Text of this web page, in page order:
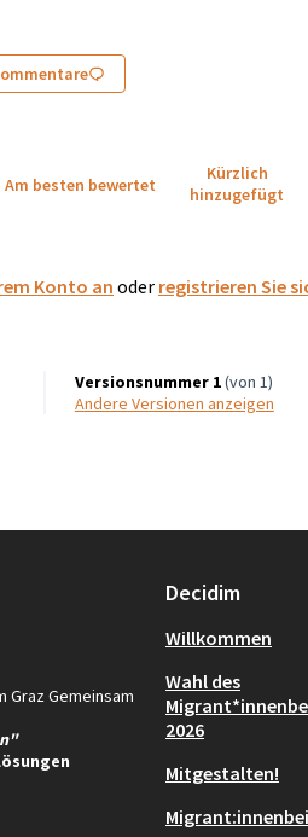
Am besten bewertet
Kürzlich
hinzugefügt
Konto an oder registrieren Sie
Versionsnummer 1(von 1)
Andere Versionen anzeigen
Gemeinsam
Decidim
Willkommen
Wahl des
2026
Mitgestalten!